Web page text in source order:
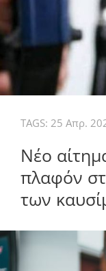
TAGS: 25 Απρ.
Νέο
πλαφόν
των